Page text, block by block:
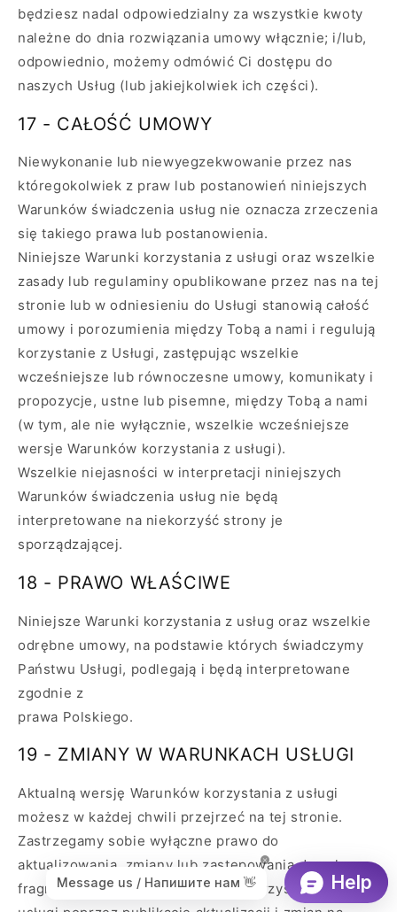
będziesz nadal odpowiedzialny za wszystkie kwoty
należne do dnia rozwiązania umowy włącznie; i/lub,
odpowiednio, możemy odmówić Ci dostępu do
naszych Usług (lub jakiejkolwiek ich części).
17 - CAŁOŚĆ UMOWY
Niewykonanie lub niewyegzekwowanie przez nas
któregokolwiek z praw lub postanowień niniejszych
Warunków świadczenia usług nie oznacza zrzeczenia
się takiego prawa lub postanowienia.
Niniejsze Warunki korzystania z usługi oraz wszelkie
zasady lub regulaminy opublikowane przez nas na tej
stronie lub w odniesieniu do Usługi stanowią całość
umowy i porozumienia między Tobą a nami i regulują
korzystanie z Usługi, zastępując wszelkie
wcześniejsze lub równoczesne umowy, komunikaty i
propozycje, ustne lub pisemne, między Tobą a nami
(w tym, ale nie wyłącznie, wszelkie wcześniejsze
wersje Warunków korzystania z usługi).
Wszelkie niejasności w interpretacji niniejszych
Warunków świadczenia usług nie będą
interpretowane na niekorzyść strony je
sporządzającej.
18 - PRAWO WŁAŚCIWE
Niniejsze Warunki korzystania z usług oraz wszelkie
odrębne umowy, na podstawie których świadczymy
Państwu Usługi, podlegają i będą interpretowane
zgodnie z
prawa Polskiego.
19 - ZMIANY W WARUNKACH USŁUGI
Aktualną wersję Warunków korzystania z usługi
możesz w każdej chwili przejrzeć na tej stronie.
Zastrzegamy sobie wyłączne prawo do
aktualizowania, zmiany lub zastępowania dowolnego
fragmentu niniejszych Warunków korzystania z